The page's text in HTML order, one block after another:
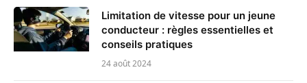
Limitation de vitesse pour un jeune
conducteur : règles essentielles et
conseils pratiques
24 août 2024